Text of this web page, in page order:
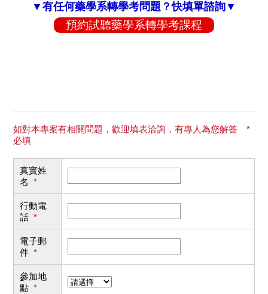
▼有任何藥學系轉學考問題？快填單諮詢▼
預約試聽藥學系轉學考課程
如對本專案有相關問題，歡迎填表洽詢，有專人為您解答 *
必填
真實姓
名 *
行動電
話 *
電子郵
件 *
參加地
點 *